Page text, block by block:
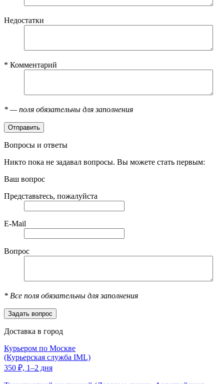
Недостатки
* Комментарий
* — поля обязательны для заполнения
Вопросы и ответы
Никто пока не задавал вопросы. Вы можете стать первым:
Ваш вопрос
Представьтесь, пожалуйста
E-Mail
Вопрос
* Все поля обязательны для заполнения
Доставка в город
Курьером по Москве
(Курьерская служба IML)
350 ₽, 1–2 дня